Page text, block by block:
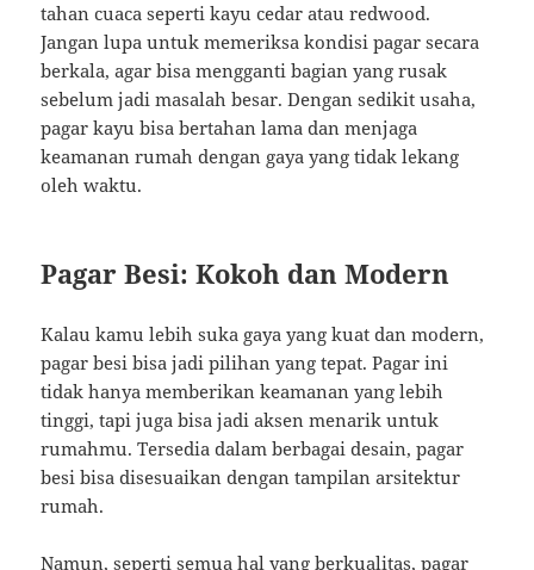
tahan cuaca seperti kayu cedar atau redwood.
Jangan lupa untuk memeriksa kondisi pagar secara
berkala, agar bisa mengganti bagian yang rusak
sebelum jadi masalah besar. Dengan sedikit usaha,
pagar kayu bisa bertahan lama dan menjaga
keamanan rumah dengan gaya yang tidak lekang
oleh waktu.
Pagar Besi: Kokoh dan Modern
Kalau kamu lebih suka gaya yang kuat dan modern,
pagar besi bisa jadi pilihan yang tepat. Pagar ini
tidak hanya memberikan keamanan yang lebih
tinggi, tapi juga bisa jadi aksen menarik untuk
rumahmu. Tersedia dalam berbagai desain, pagar
besi bisa disesuaikan dengan tampilan arsitektur
rumah.
Namun, seperti semua hal yang berkualitas, pagar